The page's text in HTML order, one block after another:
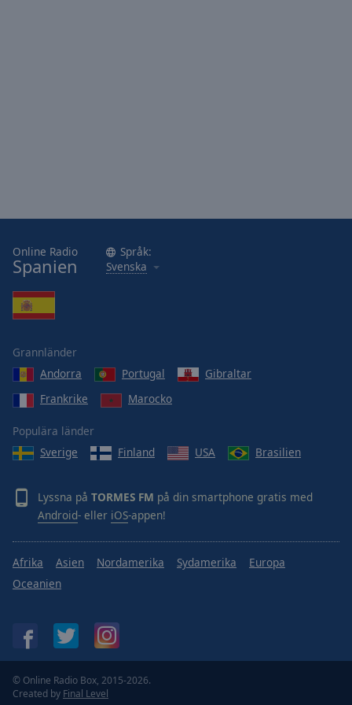
Font
Family
Done
Close
dialog
Online Radio
Spanien
Språk:
Svenska
Grannländer
Andorra
Portugal
Gibraltar
Frankrike
Marocko
Populära länder
Sverige
Finland USA Brasilien
Lyssna på TORMES FM på din smartphone gratis med
Android- eller iOS-appen!
Afrika Asien Nordamerika Sydamerika
Europa
Oceanien
© Online Radio Box, 2015-2026.
Created by Final Level